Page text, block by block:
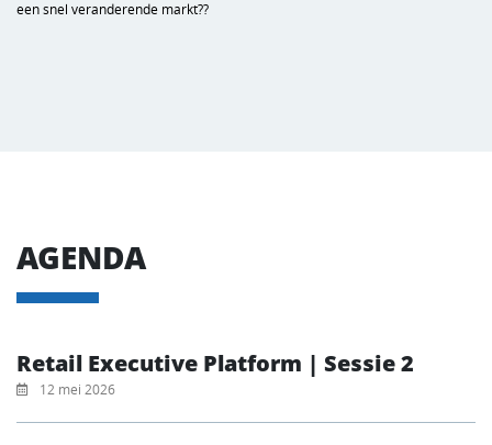
een snel veranderende markt??
AGENDA
Retail Executive Platform | Sessie 2
12 mei 2026